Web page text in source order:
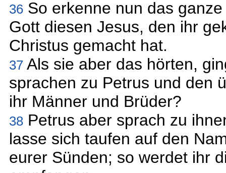
36 So erkenne nun das
Gott diesen Jesus, den ihr
Christus gemacht hat.
37 Als sie aber das hörten,
sprachen zu Petrus und den
ihr Männer und Brüder?
38 Petrus aber sprach zu
lasse sich taufen auf den
eurer Sünden; so werdet ihr